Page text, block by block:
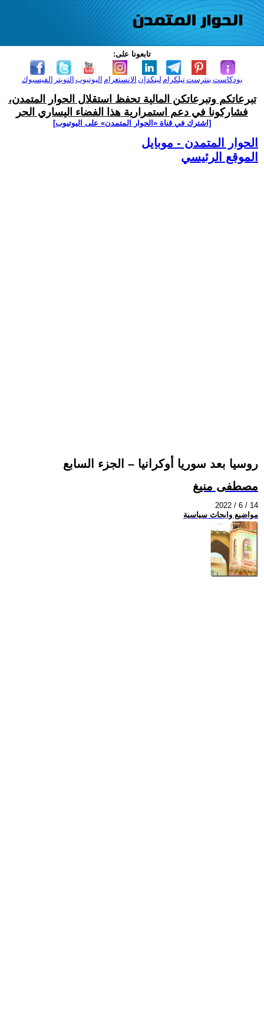
تابعونا على:
الفيسبوك التويتر اليوتيوب الانستغرام لينكدإن تيلكرامبنترست بودكاست
تبرعاتكم وتبرعاتكن المالية تحفظ استقلال الحوار المتمدن،
فشاركونا في دعم استمرارية هذا الفضاء اليساري الحر
[اشترك في قناة ‫«الحوار المتمدن» على اليوتيوب]
الحوار المتمدن - موبايل
الموقع الرئيسي
روسيا بعد سوريا أوكرانيا – الجزء السابع
مصطفى منيغ
2022 / 6 / 14
مواضيع وابحاث سياسية